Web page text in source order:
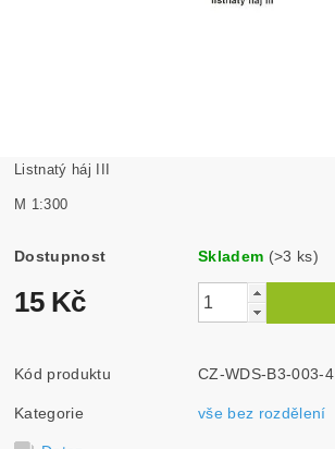
Listnatý háj III
M 1:300
Dostupnost Skladem (>3 ks)
15 Kč
Kód produktu CZ-WDS-B3-003-4
Kategorie vše bez rozdělení